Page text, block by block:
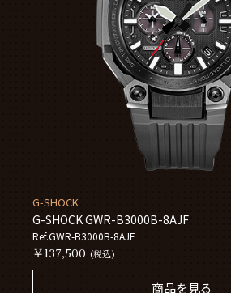
G-SHOCK
G-SHOCK GWR-B3000B-8AJF
Ref.GWR-B3000B-8AJF
￥137,500 (税込)
商品を見る